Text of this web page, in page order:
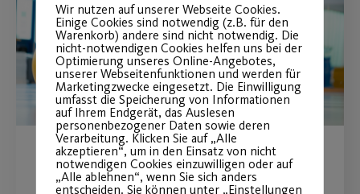
Weihnachtsferienprogramm
Wir nutzen auf unserer Webseite Cookies.
Einige Cookies sind notwendig (z.B. für den
Warenkorb) andere sind nicht notwendig. Die
nicht-notwendigen Cookies helfen uns bei der
Optimierung unseres Online-Angebotes,
unserer Webseitenfunktionen und werden für
Marketingzwecke eingesetzt. Die Einwilligung
umfasst die Speicherung von Informationen
auf Ihrem Endgerät, das Auslesen
personenbezogener Daten sowie deren
Verarbeitung. Klicken Sie auf „Alle
akzeptieren“, um in den Einsatz von nicht
notwendigen Cookies einzuwilligen oder auf
„Alle ablehnen“, wenn Sie sich anders
entscheiden. Sie können unter „Einstellungen